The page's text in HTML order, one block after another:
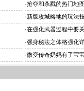
·抢夺和杀戮的热门地
·新版攻城略地的玩法
·在强化武器过程中要
·强身秘法之体格强化
·微变传奇奶妈有了宝